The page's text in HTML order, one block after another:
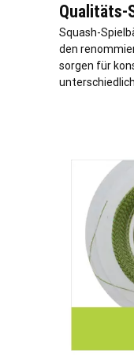
Qualitäts-
Squash-
den
sorgen für